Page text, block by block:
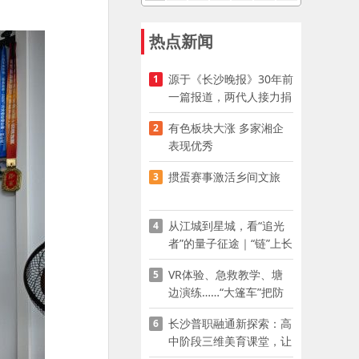
热点新闻
1
源于《长沙晚报》30年前
一篇报道，两代人接力捐
资助学
2
有色板块大涨 多家湘企
表现优秀
3 掼蛋赛事激活乡间文旅
4
从江城到星城，看“追光
者”的量子征途｜“链”上长
沙 “才”够硬核
5
VR体验、急救教学、塘
边演练……“大篷车”把防
溺水课堂搬到乡村青少年
家门口
6
长沙普职融通新探索：高
中阶段三维美育课堂，让